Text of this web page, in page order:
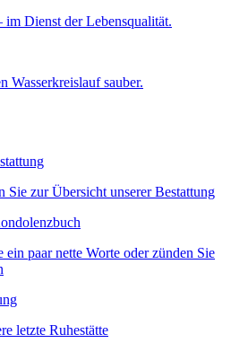
im Dienst der Lebensqualität.
Wasserkreislauf sauber.
Sie zur Übersicht unserer Bestattung
ein paar nette Worte oder zünden Sie
letzte Ruhestätte